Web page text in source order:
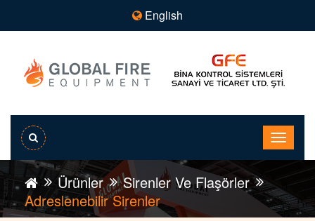
English
Ürünler
Sirenler Ve Flaşörler
Adreslenebilir Sirenler